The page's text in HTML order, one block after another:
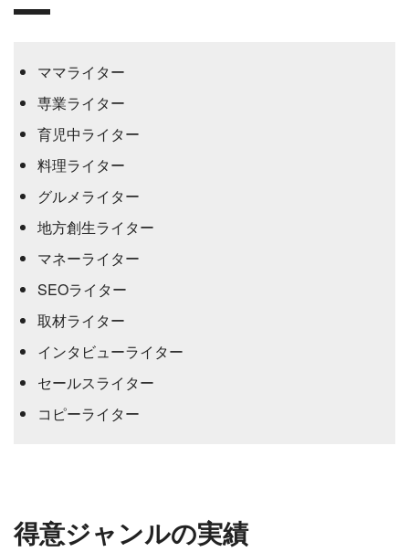
ママライター
専業ライター
育児中ライター
料理ライター
グルメライター
地方創生ライター
マネーライター
SEOライター
取材ライター
インタビューライター
セールスライター
コピーライター
得意ジャンルの実績